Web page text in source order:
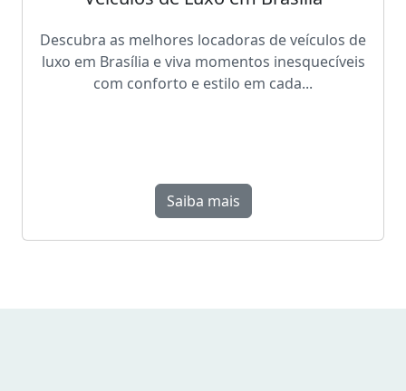
Descubra as melhores locadoras de veículos de
luxo em Brasília e viva momentos inesquecíveis
com conforto e estilo em cada...
Saiba mais